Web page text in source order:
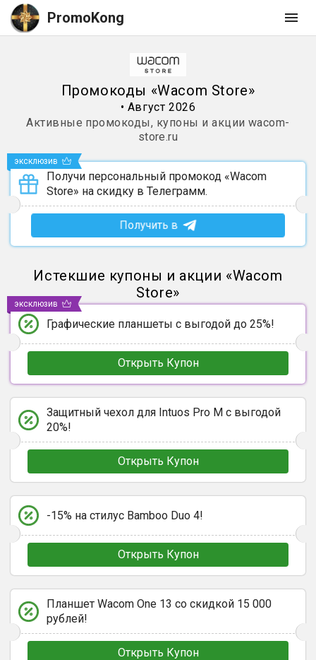
PromoKong
Промокоды «Wacom Store»
• Август 2026
Активные промокоды, купоны и акции wacom-
store.ru
Получи персональный промокод «Wacom
Store» на скидку в Телеграмм.
Получить в
эксклюзив
Истекшие купоны и акции «Wacom
Store»
Графические планшеты с выгодой до 25%!
Открыть Купон
эксклюзив
Защитный чехол для Intuos Pro M с выгодой
20%!
Открыть Купон
-15% на стилус Bamboo Duo 4!
Открыть Купон
Планшет Wacom One 13 со скидкой 15 000
рублей!
Открыть Купон